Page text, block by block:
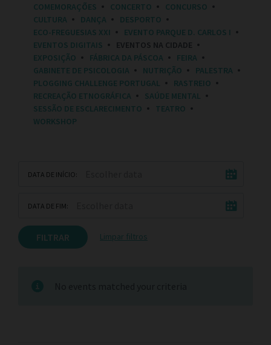
COMEMORAÇÕES
CONCERTO
CONCURSO
CULTURA
DANÇA
DESPORTO
ECO-FREGUESIAS XXI
EVENTO PARQUE D. CARLOS I
EVENTOS DIGITAIS
EVENTOS NA CIDADE
EXPOSIÇÃO
FÁBRICA DA PÁSCOA
FEIRA
GABINETE DE PSICOLOGIA
NUTRIÇÃO
PALESTRA
PLOGGING CHALLENGE PORTUGAL
RASTREIO
RECREAÇÃO ETNOGRÁFICA
SAÚDE MENTAL
SESSÃO DE ESCLARECIMENTO
TEATRO
WORKSHOP
DATA DE INÍCIO:
DATA DE FIM:
FILTRAR Limpar filtros